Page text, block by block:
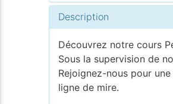
Description
Découvrez notre cours
Sous la supervision de
Rejoignez-nous pour
ligne de mire.